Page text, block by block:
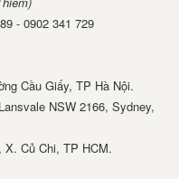
- 0902 341 729
Cầu Giấy, TP Hà Nội.
NSW 2166, Sydney,
X. Củ Chi, TP HCM.